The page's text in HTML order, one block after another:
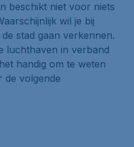
beschikt niet voor niets
wil je bij
stad gaan verkennen.
luchthaven in verband
handig om te weten
de volgende